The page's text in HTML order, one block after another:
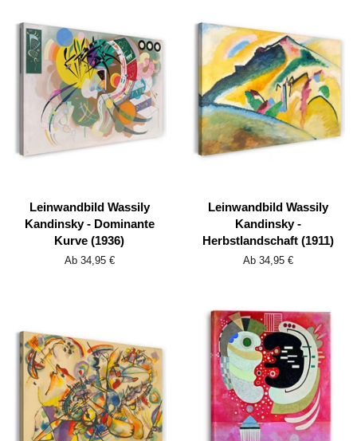
Leinwandbild Wassily
Kandinsky - Dominante
Kurve (1936)
Ab 34,95 €
Leinwandbild Wassily
Kandinsky -
Herbstlandschaft (1911)
Ab 34,95 €